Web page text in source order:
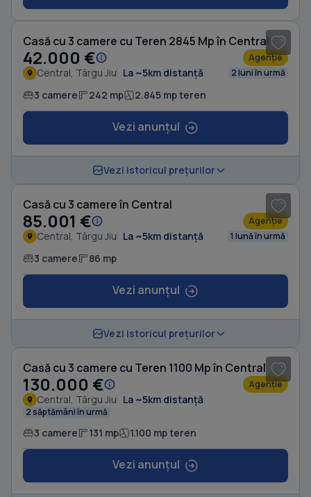
Casă cu 3 camere cu Teren 2845 Mp în Central
42.000 € Agenție
Central, Târgu Jiu La ~5km distanță 2 luni în urmă
3 camere 242 mp 2.845 mp teren
Vezi anunțul
Vezi istoricul prețurilor
Casă cu 3 camere în Central
85.001 € Agenție
Central, Târgu Jiu La ~5km distanță 1 lună în urmă
3 camere 86 mp
Vezi anunțul
Vezi istoricul prețurilor
Casă cu 3 camere cu Teren 1100 Mp în Central
130.000 € Agenție
Central, Târgu Jiu La ~5km distanță
2 săptămâni în urmă
3 camere 131 mp 1.100 mp teren
Vezi anunțul